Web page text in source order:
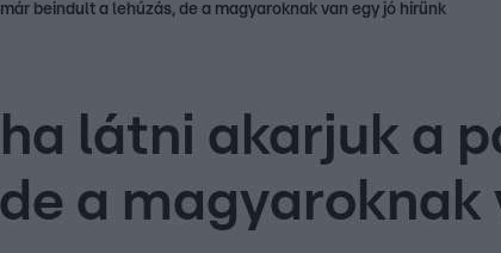
beindult a lehúzás, de a magyaroknak van egy jó hírünk
látni akarjuk a
a magyaroknak